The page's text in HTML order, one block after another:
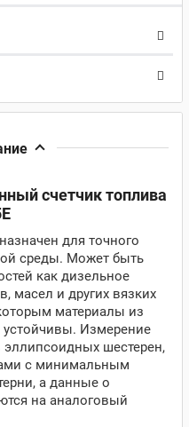
счетчик топлива
E
для точного
среды. Может быть
как дизельное
масел и других вязких
материалы из
устойчивы. Измерение
эллипсоидных шестерен,
с минимальным
а данные о
на аналоговый